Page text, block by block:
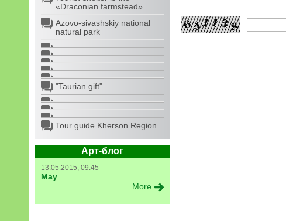
«Draconian farmstead»
Azovo-sivashskiy national
natural park
"Taurian gift"
Tour guide Kherson Region
Арт-блог
13.05.2015, 09:45
May
More